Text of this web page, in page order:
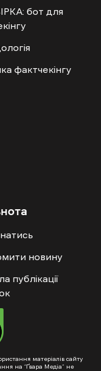
бот для
фактчекінгу
новину
публікації
матеріалів сайту
на “Ґвара Медіа” не